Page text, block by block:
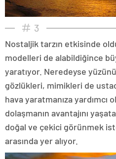
3
Nostaljik tarzın etkisinde
modelleri de alabildiğince
yaratıyor. Neredeyse
gözlükleri, mimikleri de
hava yaratmanıza yardımcı
dolaşmanın avantajını
doğal ve çekici görünmek
arasında yer alıyor.